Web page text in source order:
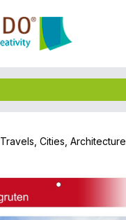
Travels, Cities, Architecture